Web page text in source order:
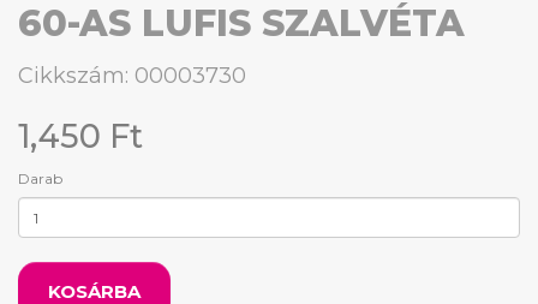
60-AS LUFIS SZALVÉTA
Cikkszám: 00003730
1,450 Ft
Darab
KOSÁRBA